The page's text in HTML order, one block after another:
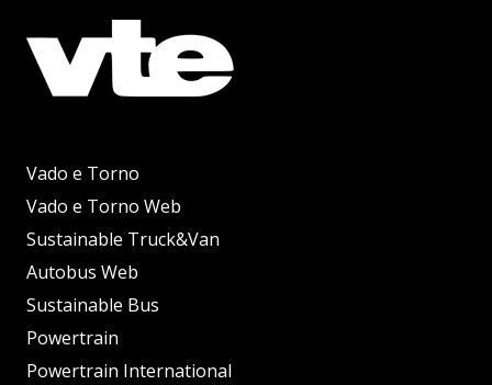
Vado e Torno
Vado e Torno Web
Sustainable Truck&Van
Autobus Web
Sustainable Bus
Powertrain
Powertrain International